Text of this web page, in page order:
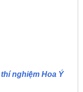
nghiệm Hoa Ý